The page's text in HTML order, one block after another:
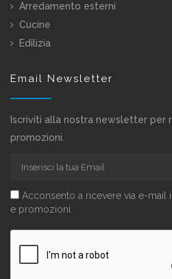
Arredamento esterni
Cucine
Edilizia
Email Newsletter
Iscriviti alla nostra newsletter per
promozioni.
Acconsento a ricevere via e-mail
e promozioni.